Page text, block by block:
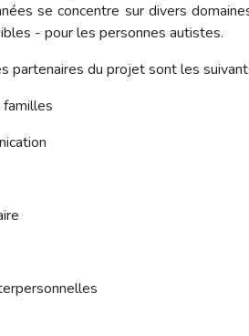
se concentre sur divers
- pour les personnes autistes.
partenaires du projet sont les
familles